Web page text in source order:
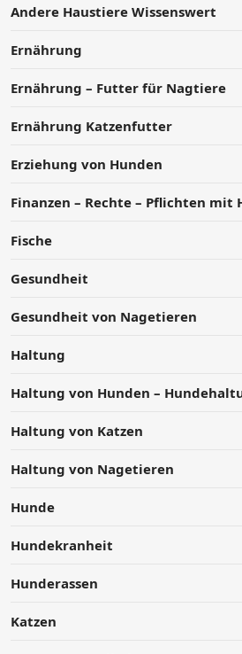
Andere Haustiere Wissenswert
Ernährung
Ernährung – Futter für Nagtiere
Ernährung Katzenfutter
Erziehung von Hunden
Finanzen – Rechte – Pflichten mit
Fische
Gesundheit
Gesundheit von Nagetieren
Haltung
Haltung von Hunden –
Haltung von Katzen
Haltung von Nagetieren
Hunde
Hundekranheit
Hunderassen
Katzen